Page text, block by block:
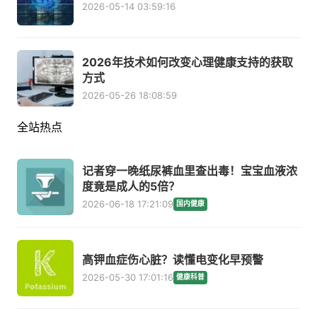
2026-05-14 03:59:16
2026年技术如何改变心理健康支持的获取
方式
2026-05-26 18:08:59
全站热点
记者穿一晚纸尿裤血里查出毒！宝宝血液浓
度竟是成人的5倍？
2026-06-18 17:21:09 国内健康
高钾血症伤心脏？读懂电变化早预警
2026-05-30 17:01:16 健康科普